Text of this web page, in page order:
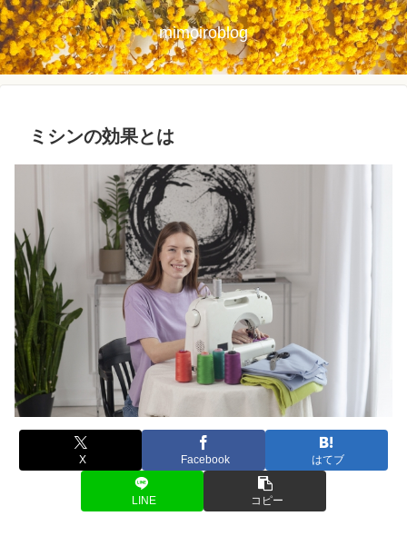
mimoiroblog
ミシンの効果とは
X Facebook はてブ
LINE コピー